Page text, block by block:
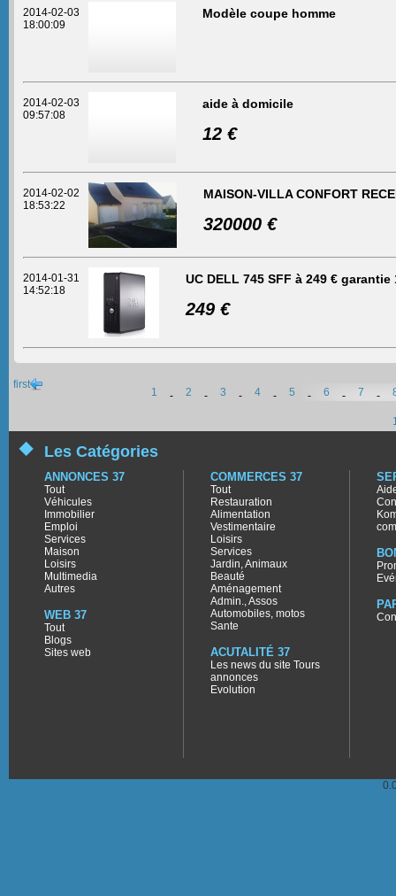
2014-02-03
18:00:09
Modèle coupe homme
2014-02-03
09:57:08
aide à domicile
12 €
2014-02-02
18:53:22
MAISON-VILLA CONFORT
320000 €
2014-01-31
14:52:18
UC DELL 745 SFF à 249 € garantie
249 €
first
1 - 2 - 3 - 4 - 5 - 6 - 7 -
Les Catégories
ANNONCES 37
Tout
Véhicules
Immobilier
Emploi
Services
Maison
Loisirs
Multimedia
Autres
WEB 37
Tout
Blogs
Sites web
COMMERCES 37
Tout
Restauration
Alimentation
Vestimentaire
Loisirs
Services
Jardin, Animaux
Beauté
Aménagement
Admin., Assos
Automobiles, motos
Sante
ACUTALITÉ 37
Les news du site Tours
annonces
Evolution